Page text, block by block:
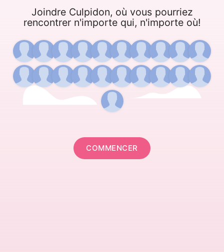
Joindre Culpidon, où vous pourriez
rencontrer n'importe qui, n'importe où!
COMMENCER